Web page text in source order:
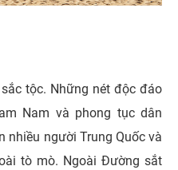
tộc. Những nét độc đáo
Nam và phong tục dân
nhiều người Trung Quốc và
tò mò. Ngoài Đường sắt